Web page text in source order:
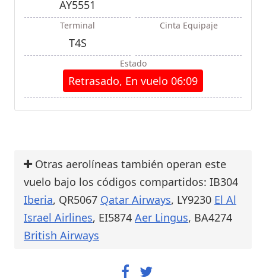
AY5551
Terminal
T4S
Cinta Equipaje
Estado
Retrasado, En vuelo 06:09
Otras aerolíneas también operan este
vuelo bajo los códigos compartidos: IB304
Iberia, QR5067 Qatar Airways, LY9230 El Al
Israel Airlines, EI5874 Aer Lingus, BA4274
British Airways